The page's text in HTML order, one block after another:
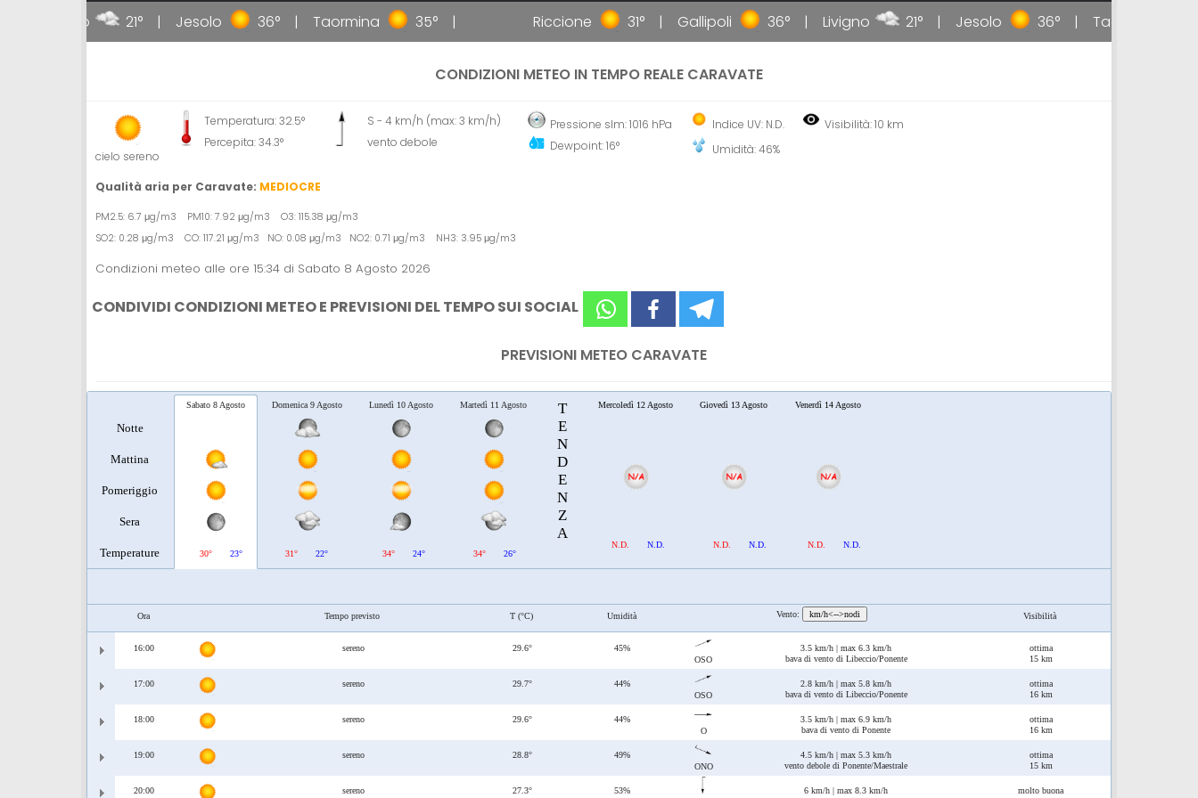
21° Jesolo 36° Taormina 35° Riccione 31° Gallipoli 36° Livigno 21° Jesolo 36° Taormina
CONDIZIONI METEO IN TEMPO REALE CARAVATE
cielo sereno
Temperatura: 32.5°
Percepita: 34.3°
S - 4 km/h (max: 3 km/h)
vento debole
Pressione slm: 1016 hPa
Dewpoint: 16°
Indice UV: N.D.
Umidità: 46%
Visibilità: 10 km
Qualità aria per Caravate: MEDIOCRE
PM2.5: 6.7 μg/m3 PM10: 7.92 μg/m3 O3: 115.38 μg/m3
SO2: 0.28 μg/m3 CO: 117.21 μg/m3 NO: 0.08 μg/m3 NO2: 0.71 μg/m3 NH3: 3.95 μg/m3
Condizioni meteo alle ore 15:34 di Sabato 8 Agosto 2026
CONDIVIDI CONDIZIONI METEO E PREVISIONI DEL TEMPO SUI SOCIAL
PREVISIONI METEO CARAVATE
Notte
Mattina
Pomeriggio
Sera
Temperature
Sabato 8 Agosto
30° 23°
Domenica 9 Agosto
31° 22°
Lunedì 10 Agosto
34° 24°
Martedì 11 Agosto
34° 26°
T
E
N
D
E
N
Z
A
Mercoledì 12 Agosto
N.D. N.D.
Giovedì 13 Agosto
N.D. N.D.
Venerdì 14 Agosto
N.D. N.D.
Ora Tempo previsto T (°C) Umidità Vento: km/h<-->nodi Visibilità
16:00 sereno 29.6°
45%
OSO
3.5 km/h | max 6.3 km/h
bava di vento di Libeccio/Ponente
ottima
15 km
17:00 sereno 29.7°
44%
OSO
2.8 km/h | max 5.8 km/h
bava di vento di Libeccio/Ponente
ottima
16 km
18:00 sereno 29.6°
44%
O
3.5 km/h | max 6.9 km/h
bava di vento di Ponente
ottima
16 km
19:00 sereno 28.8°
49%
ONO
4.5 km/h | max 5.3 km/h
vento debole di Ponente/Maestrale
ottima
15 km
20:00 sereno 27.3°
53%
6 km/h | max 8.3 km/h
molto buona